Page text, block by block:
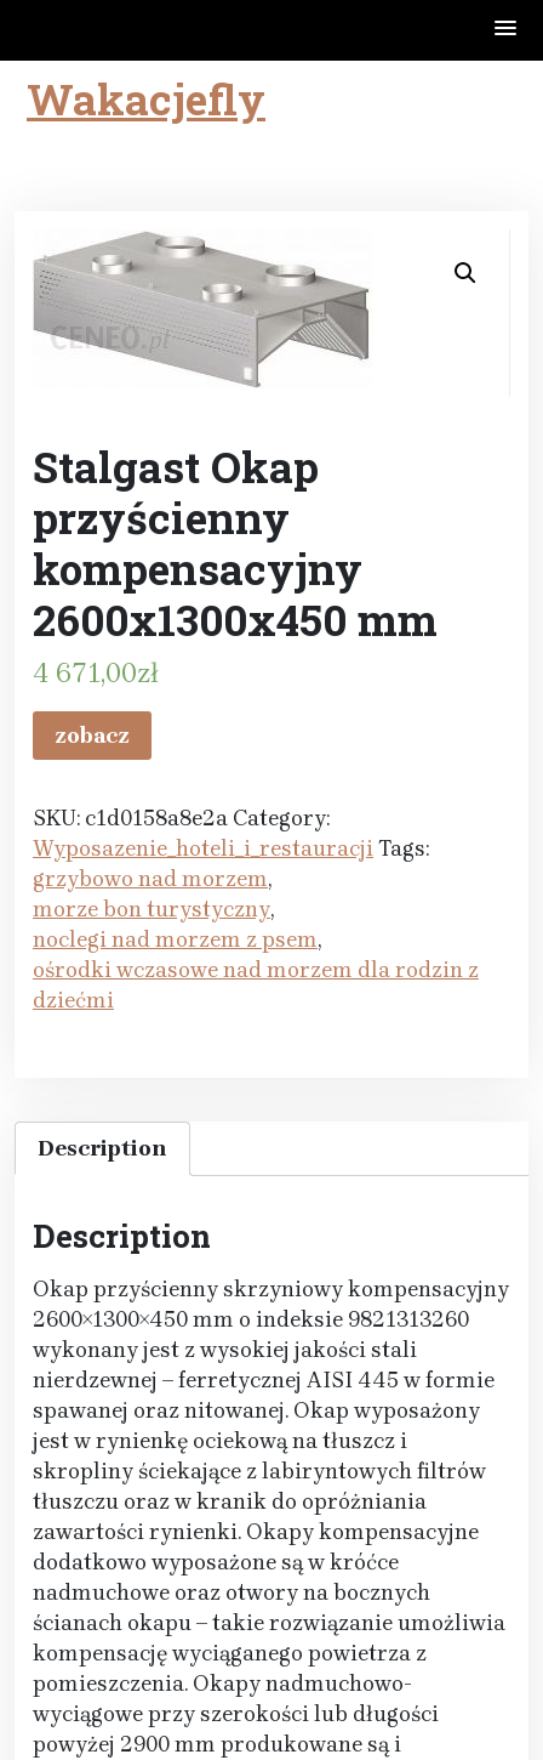
SkipWakacjefly
Stalgast Okap
przyścienny
kompensacyjny
2600x1300x450 mm
4 671,00zł
zobacz
SKU: c1d0158a8e2a Category:
Wyposazenie_hoteli_i_restauracjiTags:
grzybowo nad morzem,
morze bon turystyczny,
noclegi nad morzem z psem,
ośrodki wczasowe nad morzem dla rodzin z
dziećmi
Description
Description
Okap przyścienny skrzyniowy kompensacyjny
2600×1300×450 mm o indeksie 9821313260
wykonany jest z wysokiej jakości stali
nierdzewnej – ferretycznej AISI 445 w formie
spawanej oraz nitowanej. Okap wyposażony
jest w rynienkę ociekową na tłuszcz i
skropliny ściekające z labiryntowych filtrów
tłuszczu oraz w kranik do opróżniania
zawartości rynienki. Okapy kompensacyjne
dodatkowo wyposażone są w króćce
nadmuchowe oraz otwory na bocznych
ścianach okapu – takie rozwiązanie umożliwia
kompensację wyciąganego powietrza z
pomieszczenia. Okapy nadmuchowo-
wyciągowe przy szerokości lub długości
powyżej 2900 mm produkowane są i